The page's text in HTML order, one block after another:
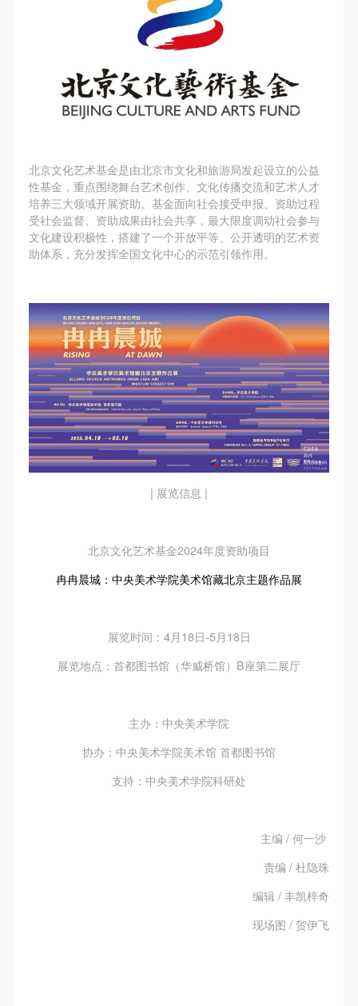
北京文化艺术基金是由北京市文化和旅游局发起设立的公益
性基金，重点围绕舞台艺术创作、文化传播交流和艺术人才
培养三大领域开展资助。基金面向社会接受申报、资助过程
受社会监督、资助成果由社会共享，最大限度调动社会参与
文化建设积极性，搭建了一个开放平等、公开透明的艺术资
助体系，充分发挥全国文化中心的示范引领作用。
| 展览信息 |
北京文化艺术基金2024年度资助项目
冉冉晨城：中央美术学院美术馆藏北京主题作品展
展览时间：4月18日-5月18日
展览地点：首都图书馆（华威桥馆）B座第二展厅
主办：中央美术学院
协办：中央美术学院美术馆 首都图书馆
支持：中央美术学院科研处
主编 / 何一沙
责编 / 杜隐珠
编辑 / 丰凯梓奇
现场图 / 贺伊飞